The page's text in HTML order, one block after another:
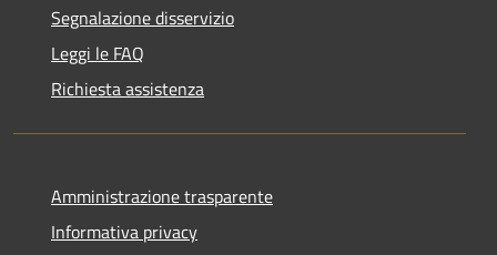
Segnalazione disservizio
Leggi le FAQ
Richiesta assistenza
Amministrazione trasparente
Informativa privacy